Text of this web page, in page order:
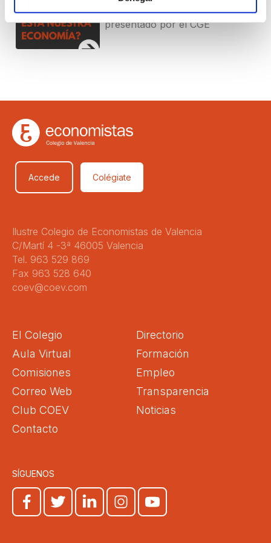
2026 del Informe Financiero
presentado por el CGE
Accede Colégiate
Ilustre Colegio de Economistas de Valencia
C/Martí 4 -3ª 46005 Valencia
Tel. 963 529 869
Fax 963 528 640
coev@coev.com
El Colegio
Directorio
Aula Virtual
Formación
Comisiones
Empleo
Correo Web
Transparencia
Club COEV
Noticias
Contacto
SÍGUENOS